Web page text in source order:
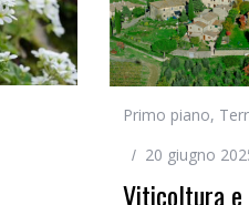
Primo piano,
20 giugno
Viticoltura